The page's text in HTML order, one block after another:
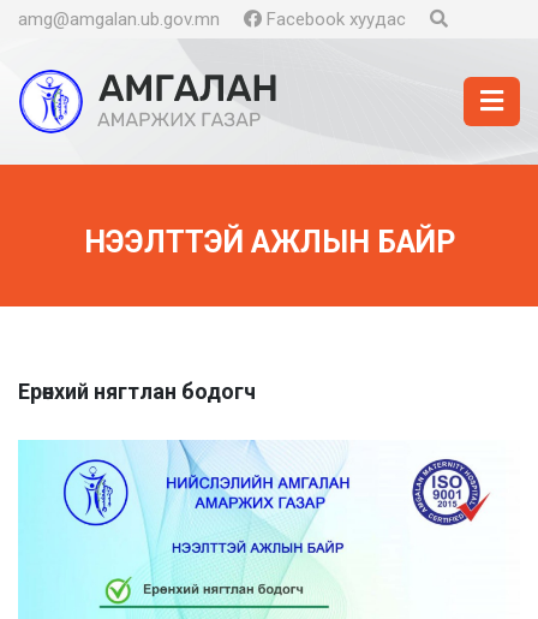
amg@amgalan.ub.gov.mn Facebook хуудас
НЭЭЛТТЭЙ АЖЛЫН БАЙР
Ерөнхий нягтлан бодогч